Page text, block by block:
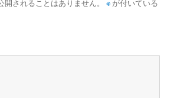
開されることはありません。 ※ が付いている